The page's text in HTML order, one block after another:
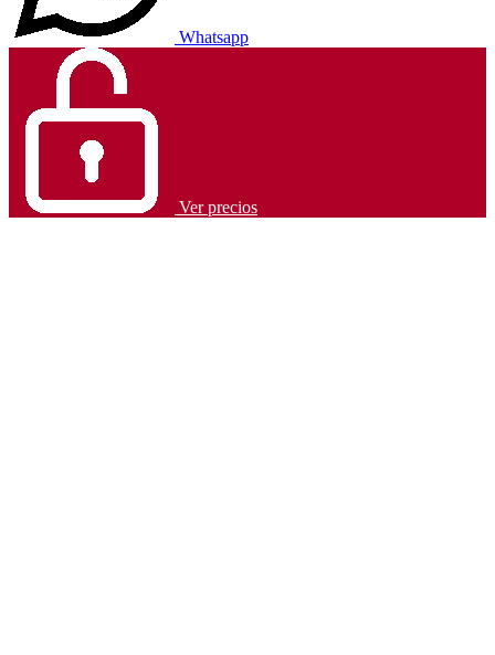
Whatsapp
Ver precios